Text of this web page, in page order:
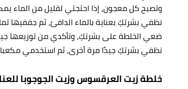
وتصبح كل معجون، إذا احتجتي لقليل من الماء
نظفي بشرتكِ بعناية بالماء الدافئ، ثم جففيها
ضعي الخلطة على بشرتكِ، وتأكدي من توزيعها
نظفي بشرتكِ جيدًا مرة أخرى، ثم استخدمي
خلطة زيت العرقسوس وزيت الجوجوبا